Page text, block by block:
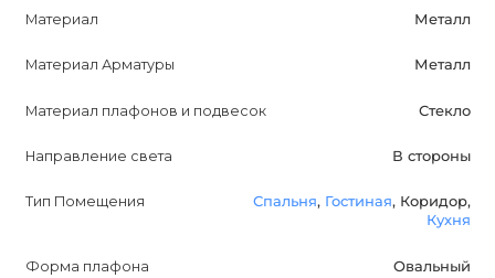
по всей Украине.
Улучшите свою жизнь с LETТ BAND DX - инновационным
подвесным светильником, который привнесет стиль и
его привлекательный дизайн и функциональность.
и создает атмосферу комфорта и уюта. Подчеркните
выбором для современного интерьера.
Материал Металл
Материал Арматуры Металл
Материал плафонов и подвесок Стекло
Направление света В стороны
Тип Помещения Спальня, Гостиная, Коридор,
Кухня
Форма плафона Овальный